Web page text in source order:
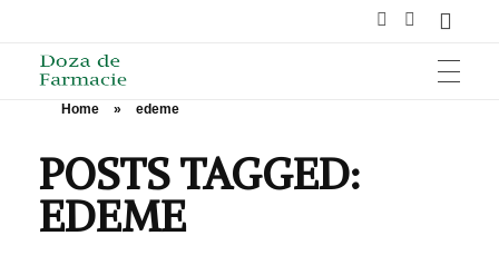
SĂNĂTATE
Home » edeme
POSTS TAGGED:
EDEME